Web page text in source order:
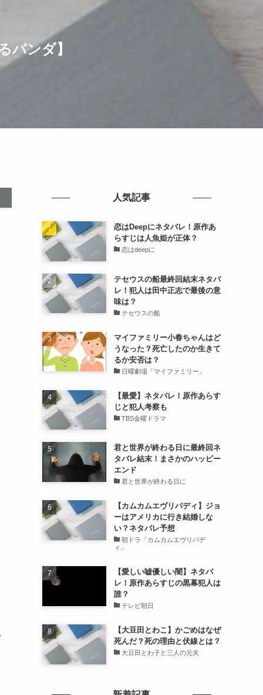
パンダ】
人気記事
恋はDeepにネタバレ！原作あ
らすじは人魚姫が正体？
恋はdeepに
テセウスの船最終回結末ネタバ
レ！犯人は田中正志で最後の意
味は？
テセウスの船
マイファミリー小春ちゃんはど
うなった？死亡したのか生きて
るか安否は？
日曜劇場「マイファミリー」
【最愛】ネタバレ！原作あらす
じと犯人考察も
TBS金曜ドラマ
君と世界が終わる日に最終回ネ
タバレ結末！まさかのハッピー
エンド
君と世界が終わる日に
【カムカムエヴリバディ】ジョ
ーはアメリカに行き結婚しな
い？ネタバレ予想
朝ドラ「カムカムエヴリバデ
ィ」
【愛しい嘘優しい闇】ネタバ
レ！原作あらすじの黒幕犯人は
誰？
テレビ朝日
【大豆田とわこ】かごめはなぜ
死んだ？死の理由と伏線とは？
大豆田とわ子と三人の元夫